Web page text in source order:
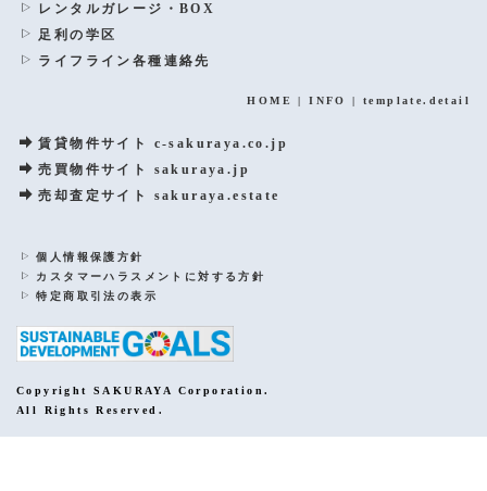
レンタルガレージ・BOX
足利の学区
ライフライン各種連絡先
HOME |INFO | template.detail
賃貸物件サイト c-sakuraya.co.jp
売買物件サイト sakuraya.jp
売却査定サイト sakuraya.estate
個人情報保護方針
カスタマーハラスメントに対する方針
特定商取引法の表示
Copyright SAKURAYA Corporation.
All Rights Reserved.